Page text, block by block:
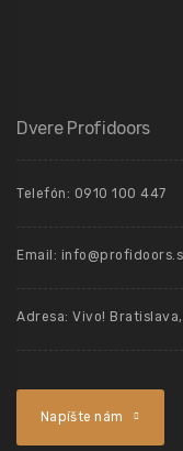
Dvere Profidoors
Telefón: 0910 100 447
Email:
Adresa: Vivo!
Napíšte nám